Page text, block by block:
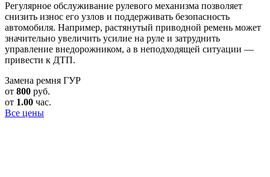
Регулярное обслуживание рулевого механизма позволяет
снизить износ его узлов и поддерживать безопасность
автомобиля. Например, растянутый приводной ремень может
значительно увеличить усилие на руле и затруднить
управление внедорожником, а в неподходящей ситуации —
привести к ДТП.
Замена ремня ГУР
от 800 руб.
от 1.00 час.
Все цены